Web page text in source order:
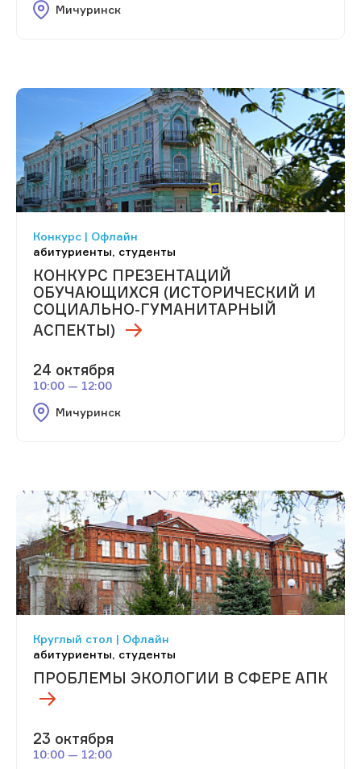
Мичуринск
Конкурс | Офлайн
абитуриенты, студенты
КОНКУРС ПРЕЗЕНТАЦИЙ
ОБУЧАЮЩИХСЯ (ИСТОРИЧЕСКИЙ И
СОЦИАЛЬНО-ГУМАНИТАРНЫЙ
АСПЕКТЫ)
24 октября
10:00 — 12:00
Мичуринск
Круглый стол | Офлайн
абитуриенты, студенты
ПРОБЛЕМЫ ЭКОЛОГИИ В СФЕРЕ АПК
23 октября
10:00 — 12:00